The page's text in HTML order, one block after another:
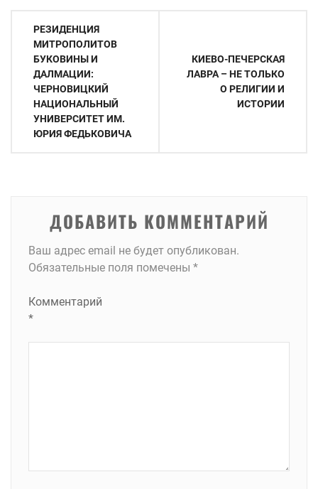
Навигация
записям
РЕЗИДЕНЦИЯ
МИТРОПОЛИТОВ
БУКОВИНЫ И
ДАЛМАЦИИ:
ЧЕРНОВИЦКИЙ
НАЦИОНАЛЬНЫЙ
УНИВЕРСИТЕТ ИМ.
ЮРИЯ ФЕДЬКОВИЧА
КИЕВО-ПЕЧЕРСКАЯ
ЛАВРА – НЕ ТОЛЬКО
О РЕЛИГИИ И
ИСТОРИИ
ДОБАВИТЬ КОММЕНТАРИЙ
Ваш адрес email не будет опубликован.
Обязательные поля помечены *
Комментарий
*